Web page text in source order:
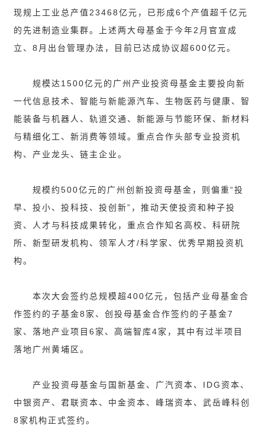
现规上工业总产值23468亿元，已形成6个产值超千亿元
的先进制造业集群。上述两大母基金于今年2月官宣成
立、8月出台管理办法，目前已达成协议超600亿元。
规模达1500亿元的广州产业投资母基金主要投向新
一代信息技术、智能与新能源汽车、生物医药与健康、智
能装备与机器人、轨道交通、新能源与节能环保、新材料
与精细化工、新消费等领域。重点合作头部专业投资机
构、产业龙头、链主企业。
规模约500亿元的广州创新投资母基金，则偏重“投
早、投小、投科技、投创新”，推动天使投资和种子投
资、人才与科技成果转化，重点合作知名高校、科研院
所、新型研发机构、领军人才/科学家、优秀早期投资机
构。
本次大会签约总规模超400亿元，包括产业母基金合
作签约的子基金8家、创投母基金合作签约的子基金7
家、落地产业项目6家、高端智库4家，其中有过半项目
落地广州黄埔区。
产业投资母基金与国新基金、广汽资本、IDG资本、
中银资产、君联资本、中金资本、峰瑞资本、武岳峰科创
8家机构正式签约。